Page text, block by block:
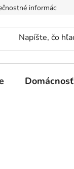
informácie
Domácnosť